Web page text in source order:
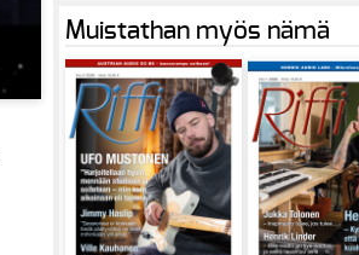
Muistathan myös nämä